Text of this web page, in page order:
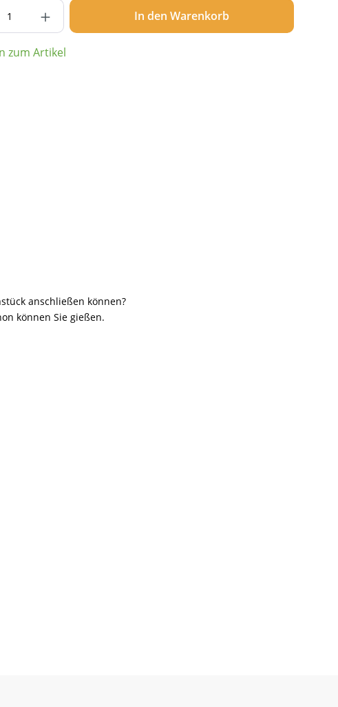
Anzahl: Gib den gewünschten Wert ein
In den Warenkorb
zum Artikel
anschließen können?
können Sie gießen.